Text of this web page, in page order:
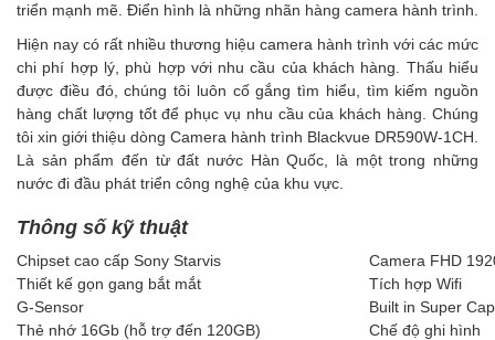
triển mạnh mẽ. Điển hình là những nhãn hàng camera hành trình.
Hiện nay có rất nhiều thương hiệu camera hành trình với các mức
chi phí hợp lý, phù hợp với nhu cầu của khách hàng. Thấu hiểu
được điều đó, chúng tôi luôn cố gắng tìm hiểu, tìm kiếm nguồn
hàng chất lượng tốt để phục vụ nhu cầu của khách hàng. Chúng
tôi xin giới thiệu dòng Camera hành trình Blackvue DR590W-1CH.
Là sản phẩm đến từ đất nước Hàn Quốc, là một trong những
nước đi đầu phát triển công nghệ của khu vực.
Thông số kỹ thuật
Chipset cao cấp Sony Starvis
Camera FHD
Thiết kế gọn gang bắt mắt
Tích hợp Wifi
G-Sensor
Built in Super
Thẻ nhớ 16Gb (hỗ trợ đến 120GB)
Chế độ ghi hình